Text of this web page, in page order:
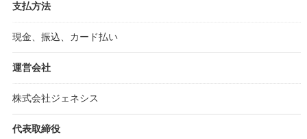
支払方法
現金、振込、カード払い
運営会社
株式会社ジェネシス
代表取締役